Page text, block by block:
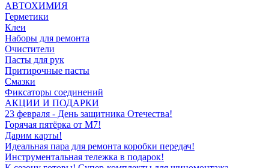
АВТОХИМИЯ
Герметики
Клеи
Наборы для ремонта
Очистители
Пасты для рук
Притирочные пасты
Смазки
Фиксаторы соединений
АКЦИИ И ПОДАРКИ
23 февраля - День защитника Отечества!
Горячая пятёрка от M7!
Дарим карты!
Идеальная пара для ремонта коробки передач!
Инструментальная тележка в подарок!